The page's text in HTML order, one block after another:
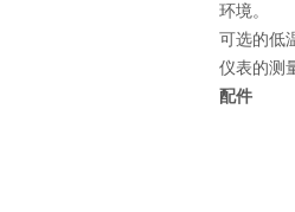
环境。
可选的低
仪表的测
配件